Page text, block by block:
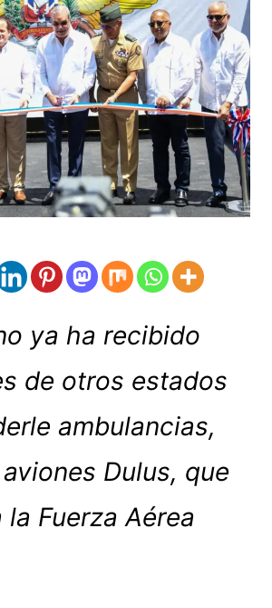
ya ha recibido
de otros estados
ambulancias,
Dulus, que
la Fuerza Aérea